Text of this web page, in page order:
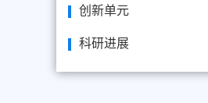
创新单元
科研进展